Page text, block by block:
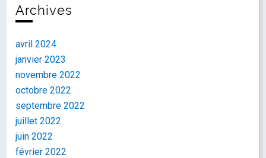
Archives
avril 2024
janvier 2023
novembre 2022
octobre 2022
septembre 2022
juillet 2022
juin 2022
février 2022